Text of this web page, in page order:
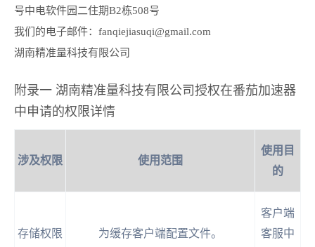
号中电软件园二住期B2栋508号
我们的电子邮件： fanqiejiasuqi@gmail.com
湖南精准量科技有限公司
附录一 湖南精准量科技有限公司授权在番茄加速器
中申请的权限详情
涉及权限 使用范围
使用目
的
存储权限 为缓存客户端配置文件。
客户端
客服中